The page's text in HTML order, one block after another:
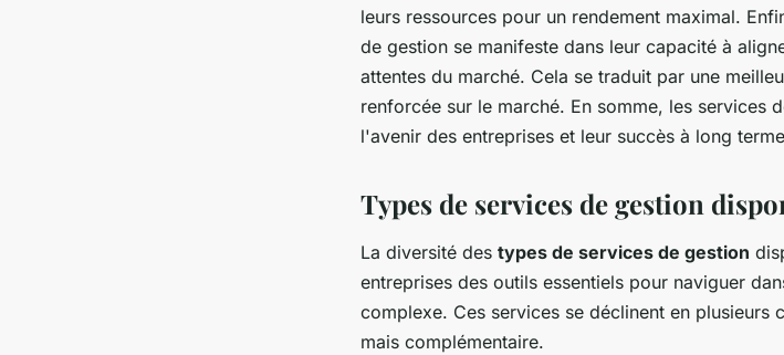
leurs ressources pour un rendement maximal.
de gestion se manifeste dans leur capacité à
attentes du marché. Cela se traduit par une
renforcée sur le marché. En somme, les services
l'avenir des entreprises et leur succès à long
Types de services de gestion
La diversité des types de services de gestion
entreprises des outils essentiels pour naviguer
complexe. Ces services se déclinent en plusieurs
mais complémentaire.